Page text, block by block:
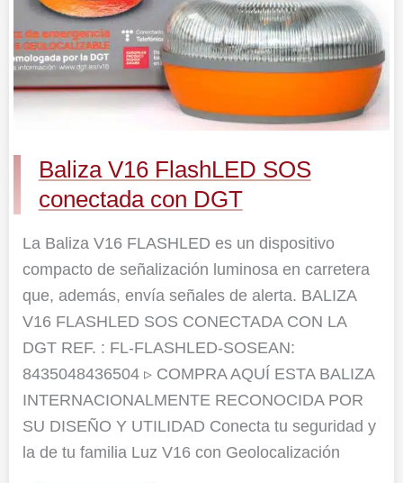
Baliza V16 FlashLED SOS
conectada con DGT
La Baliza V16 FLASHLED es un dispositivo
compacto de señalización luminosa en carretera
que, además, envía señales de alerta. BALIZA
V16 FLASHLED SOS CONECTADA CON LA
DGT REF. : FL-FLASHLED-SOSEAN:
8435048436504 ▹ COMPRA AQUÍ ESTA BALIZA
INTERNACIONALMENTE RECONOCIDA POR
SU DISEÑO Y UTILIDAD Conecta tu seguridad y
la de tu familia Luz V16 con Geolocalización
DGT